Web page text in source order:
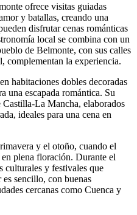
ofrece visitas guiadas
y batallas, creando una
disfrutar cenas románticas
local se combina con un
de Belmonte, con sus calles
complementan la experiencia.
habitaciones dobles decoradas
una escapada romántica. Su
Castilla-La Mancha, elaborados
ideales para una cena en
y el otoño, cuando el
plena floración. Durante el
culturales y festivales que
sencillo, con buenas
cercanas como Cuenca y